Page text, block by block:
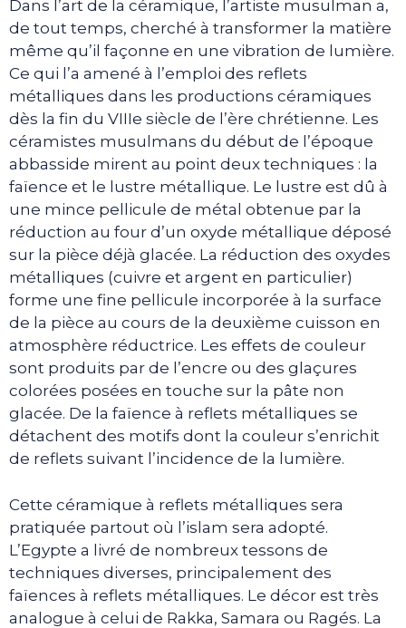
Dans l’art de la céramique, l’artiste musulman a,
de tout temps, cherché à transformer la matière
même qu’il façonne en une vibration de lumière.
Ce qui l’a amené à l’emploi des reflets
métalliques dans les productions céramiques
dès la fin du VIIIe siècle de l’ère chrétienne. Les
céramistes musulmans du début de l’époque
abbasside mirent au point deux techniques : la
faïence et le lustre métallique. Le lustre est dû à
une mince pellicule de métal obtenue par la
réduction au four d’un oxyde métallique déposé
sur la pièce déjà glacée. La réduction des oxydes
métalliques (cuivre et argent en particulier)
forme une fine pellicule incorporée à la surface
de la pièce au cours de la deuxième cuisson en
atmosphère réductrice. Les effets de couleur
sont produits par de l’encre ou des glaçures
colorées posées en touche sur la pâte non
glacée. De la faïence à reflets métalliques se
détachent des motifs dont la couleur s’enrichit
de reflets suivant l’incidence de la lumière.
Cette céramique à reflets métalliques sera
pratiquée partout où l’islam sera adopté.
L’Egypte a livré de nombreux tessons de
techniques diverses, principalement des
faïences à reflets métalliques. Le décor est très
analogue à celui de Rakka, Samara ou Ragés. La